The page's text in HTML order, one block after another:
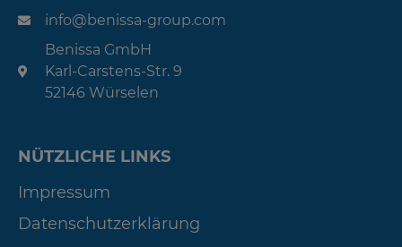
info@benissa-group.com
Benissa GmbH
Karl-Carstens-Str. 9
52146 Würselen
NÜTZLICHE LINKS
Impressum
Datenschutzerklärung